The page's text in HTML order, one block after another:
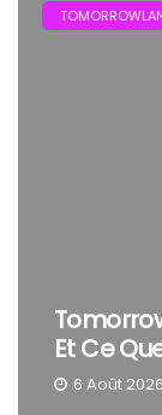
Et Ce
6 Août 2026